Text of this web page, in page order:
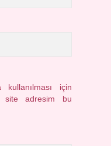
kullanılması için
site adresim bu